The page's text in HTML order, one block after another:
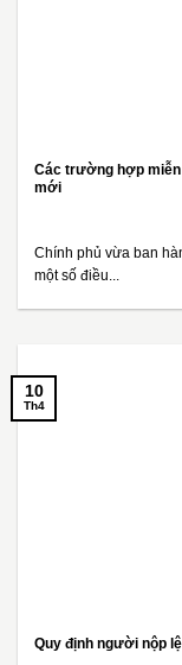
Các trường hợp miễn
mới
Chính phủ vừa ban
một số điều...
Quy định người nộp
10
Th4